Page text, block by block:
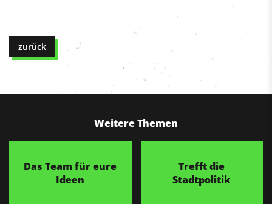
zurück
Weitere Themen
Das Team für eure
Ideen
Trefft die
Stadtpolitik